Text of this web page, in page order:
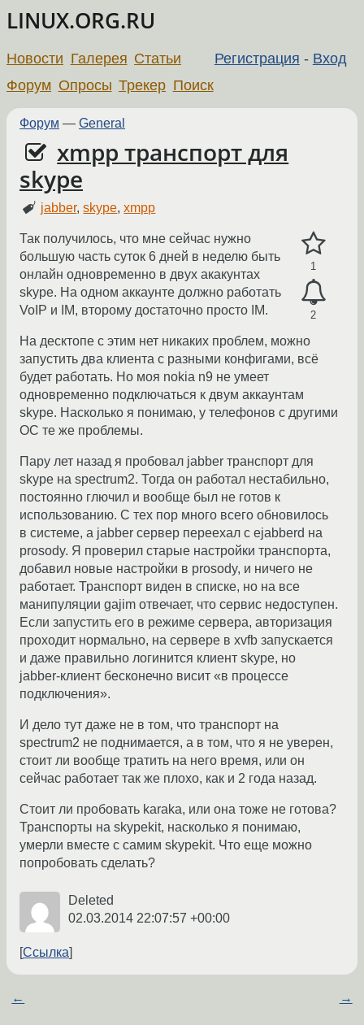
LINUX.ORG.RU
Регистрация - Вход
Новости Галерея Статьи
Форум Опросы Трекер Поиск
Форум — General
xmpp транспорт для
skype
jabber,skype,xmpp
1
2
Так получилось, что мне сейчас нужно
большую часть суток 6 дней в неделю быть
онлайн одновременно в двух акакунтах
skype. На одном аккаунте должно работать
VoIP и IM, второму достаточно просто IM.
На десктопе с этим нет никаких проблем, можно
запустить два клиента с разными конфигами, всё
будет работать. Но моя nokia n9 не умеет
одновременно подключаться к двум аккаунтам
skype. Насколько я понимаю, у телефонов с другими
ОС те же проблемы.
Пару лет назад я пробовал jabber транспорт для
skype на spectrum2. Тогда он работал нестабильно,
постоянно глючил и вообще был не готов к
использованию. С тех пор много всего обновилось
в системе, а jabber сервер переехал с ejabberd на
prosody. Я проверил старые настройки транспорта,
добавил новые настройки в prosody, и ничего не
работает. Транспорт виден в списке, но на все
манипуляции gajim отвечает, что сервис недоступен.
Если запустить его в режиме сервера, авторизация
проходит нормально, на сервере в xvfb запускается
и даже правильно логинится клиент skype, но
jabber-клиент бесконечно висит «в процессе
подключения».
И дело тут даже не в том, что транспорт на
spectrum2 не поднимается, а в том, что я не уверен,
стоит ли вообще тратить на него время, или он
сейчас работает так же плохо, как и 2 года назад.
Стоит ли пробовать karaka, или она тоже не готова?
Транспорты на skypekit, насколько я понимаю,
умерли вместе с самим skypekit. Что еще можно
попробовать сделать?
Deleted
02.03.2014 22:07:57 +00:00
Ссылка
← →